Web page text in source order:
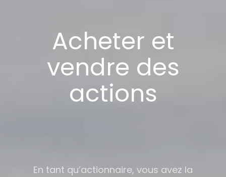
Acheter et
vendre des
actions
En tant qu’actionnaire, vous avez la